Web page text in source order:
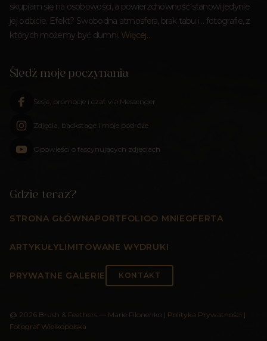
skupiam się na osobowości, a powierzchowność stanowi jedynie
jej odbicie. Efekt? Swobodna atmosfera, brak tabu i… fotografie, z
których możemy być dumni. Więcej…
Śledź moje poczynania
Sesje, promocje i czat via Messenger
Zdjęcia, backstage i moje podróże
Opowieści o fascynujących zdjęciach
Gdzie teraz?
STRONA GŁÓWNAPORTFOLIOO MNIEOFERTA
ARTYKUŁYLIMITOWANE WYDRUKI
PRYWATNE GALERIE KONTAKT
@ 2026 Brush & Feathers — Marie Filonenko | Polityka Prywatności |
Fotograf Wielkopolska